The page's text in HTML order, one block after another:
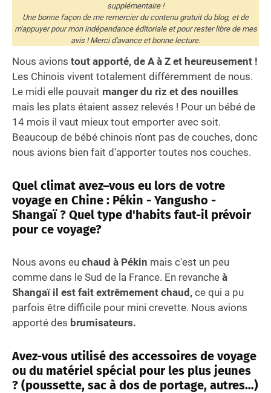
supplémentaire !
Une bonne façon de me remercier du contenu gratuit du blog, et de
m'appuyer pour mon indépendance éditoriale et pour rester libre de mes
avis ! Merci d'avance et bonne lecture.
Nous avions tout apporté, de A à Z et heureusement !
Les Chinois vivent totalement différemment de nous.
Le midi elle pouvait manger du riz et des nouilles
mais les plats étaient assez relevés ! Pour un bébé de
14 mois il vaut mieux tout emporter avec soit.
Beaucoup de bébé chinois n'ont pas de couches, donc
nous avions bien fait d'apporter toutes nos couches.
Quel climat avez–vous eu lors de votre
voyage en Chine : Pékin - Yangusho -
Shangaï ? Quel type d'habits faut-il prévoir
pour ce voyage?
Nous avons eu chaud à Pékin mais c'est un peu
comme dans le Sud de la France. En revanche à
Shangaï il est fait extrêmement chaud, ce qui a pu
parfois être difficile pour mini crevette. Nous avions
apporté des brumisateurs.
Avez-vous utilisé des accessoires de voyage
ou du matériel spécial pour les plus jeunes
? (poussette, sac à dos de portage, autres…)